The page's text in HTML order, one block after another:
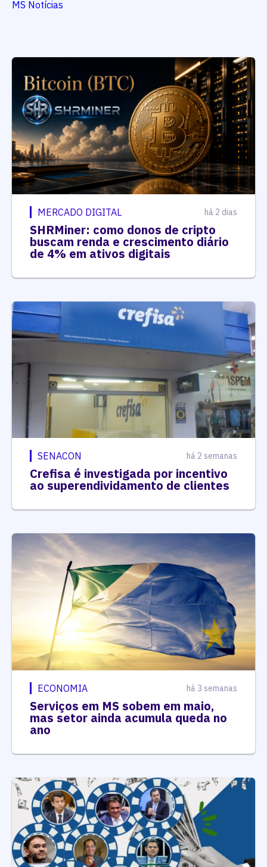
MS Notícias
MERCADO DIGITAL há 2 dias
SHRMiner: como donos de cripto
buscam renda e crescimento diário
de 4% em ativos digitais
SENACON há 2 semanas
Crefisa é investigada por incentivo
ao superendividamento de clientes
ECONOMIA há 3 semanas
Serviços em MS sobem em maio,
mas setor ainda acumula queda no
ano